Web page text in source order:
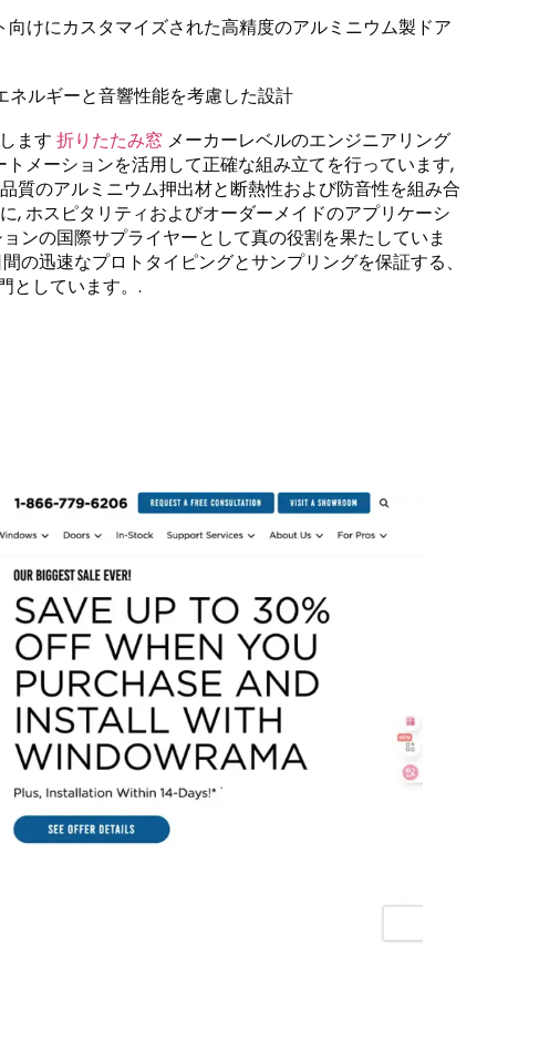
向けにカスタマイズされた高精度のアルミニウム製ドア
ネルギーと音響性能を考慮した設計
ます 折りたたみ窓 メーカーレベルのエンジニアリング
メーションを活用して正確な組み立てを行っています,
質のアルミニウム押出材と断熱性および防音性を組み合
, ホスピタリティおよびオーダーメイドのアプリケーシ
ンの国際サプライヤーとして真の役割を果たしていま
の迅速なプロトタイピングとサンプリングを保証する、
としています。.